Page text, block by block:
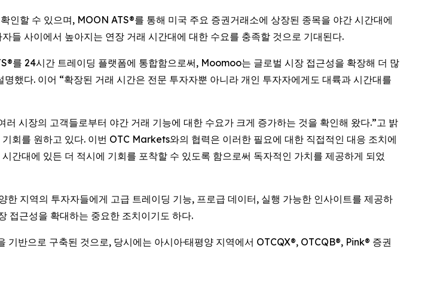
인할 수 있으며, MOON ATS®를 통해 미국 주요 증권거래소에 상장된 종목을 야간 시간대에
들 사이에서 높아지는 연장 거래 시간대에 대한 수요를 충족할 것으로 기대된다.
24시간 트레이딩 플랫폼에 통합함으로써, Moomoo는 글로벌 시장 접근성을 확장해 더 많
했다. 이어 “확장된 거래 시간은 전문 투자자뿐 아니라 개인 투자자에게도 대륙과 시간대를
시장의 고객들로부터 야간 거래 기능에 대한 수요가 크게 증가하는 것을 확인해 왔다.”고 밝
회를 원하고 있다. 이번 OTC Markets와의 협력은 이러한 필요에 대한 직접적인 대응 조치에
간대에 있든 더 적시에 기회를 포착할 수 있도록 함으로써 독자적인 가치를 제공하게 되었
지역의 투자자들에게 고급 트레이딩 기능, 프로급 데이터, 실행 가능한 인사이트를 제공하
접근성을 확대하는 중요한 조치이기도 하다.
반으로 구축된 것으로, 당시에는 아시아·태평양 지역에서 OTCQX®, OTCQB®, Pink® 증권